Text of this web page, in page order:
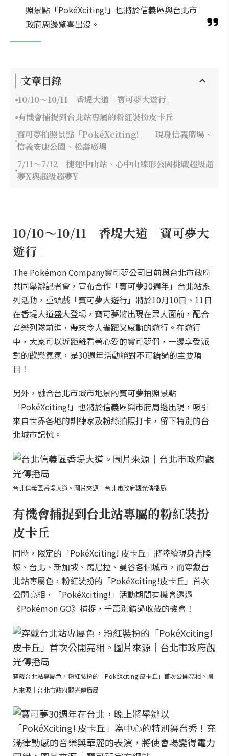
照景點「PokéXciting!」也將於信義區與台北市
政府周邊驚喜出沒。
文章目錄
10/10～10/11 香堤大道「寶可夢大遊行」
有機會捕捉到台北站專屬的粉紅裝扮皮卡丘
寶可夢拍照景點「PokéXciting!」 現身信義廣場、
信義安康公園、松壽廣場
7/11～7/12 捷運中山站、心中山線形公園挑戰超級超
夢X與超級超夢Y
10/10～10/11 香堤大道「寶可夢大
遊行」
The Pokémon Company寶可夢公司日前與台北市政府
共同舉辦記者會，宣布合作「寶可夢30週年」台北站系
列活動，重頭戲「寶可夢大遊行」將於10月10日、11日
在香堤大道盛大登場，寶可夢將出現在眾人面前，配合
音樂列隊前進，帶來令人雀躍又感動的遊行。在遊行
中，大家可以近距離看著心愛的寶可夢們，一邊享受派
對的歡樂氣氛，是30週年活動絕對不可錯過的主要項
目！
另外，融合台北市城市地景的寶可夢拍照景點
「PokéXciting!」也將於信義區與市府周邊出現，吸引
來自世界各地的訓練家及粉絲拍照打卡，留下特別的台
北城市記憶。
台北信義區香堤大道。圖片來源｜台北市政府觀光傳播局
有機會捕捉到台北站專屬的粉紅裝扮
皮卡丘
同時，限定的「PokéXciting! 皮卡丘」將陸續現身吉隆
坡、台北、新加坡、馬尼拉、曼谷各個城市，而穿戴台
北站專屬色，粉紅裝扮的「PokéXciting!皮卡丘」首次
公開亮相，「PokéXciting!」活動期間有機會透過
《Pokémon GO》捕捉，千萬別錯過收藏的機會！
穿戴台北站專屬色，粉紅裝扮的「PokéXciting!皮卡丘」首次公開亮相。圖
片來源｜台北市政府觀光傳播局